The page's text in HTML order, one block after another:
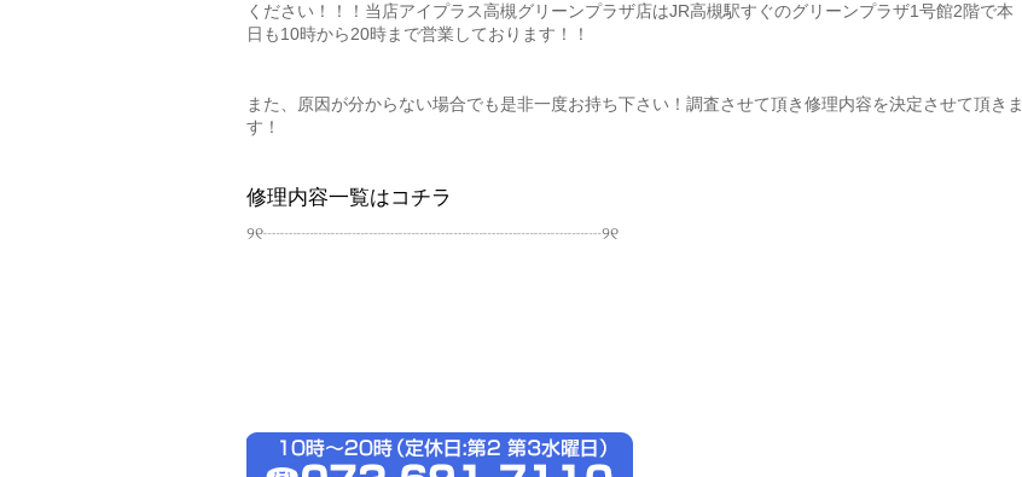
ください！！！当店アイプラス高槻グリーンプラザ店はJR高槻駅すぐのグリーンプラザ1号館2階で本
日も10時から20時まで営業しております！！
また、原因が分からない場合でも是非一度お持ち下さい！調査させて頂き修理内容を決定させて頂きま
す！
修理内容一覧はコチラ
୨୧┈┈┈┈┈┈┈┈┈┈┈┈┈┈┈┈┈┈┈┈୨୧